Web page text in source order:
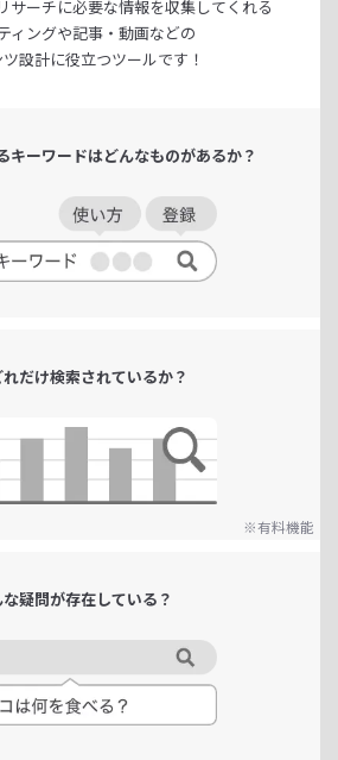
サーチに必要な情報を収集してくれる
ィングや記事・動画などの
設計に役立つツールです！
キーワードはどんなものがあるか？
だけ検索されているか？
※有料機能
な疑問が存在している？